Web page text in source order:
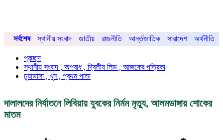
সর্বশেষ স্থানীয় সংবাদ জাতীয় রাজনীতি আর্ন্তজাতিক সারাদেশ অর্থনীতি
প্রচ্ছদ
স্থানীয় সংবাদ , অপরাধ , দ্বিতীয় লিড , আজকের পত্রিকা
চুয়াডাঙ্গা , খুন , প্রথম পাতা
দালালদের নির্যাতনে লিবিয়ায় যুবকের নির্মম মৃত্যু, আলমডাঙ্গায় শোকের
মাতম